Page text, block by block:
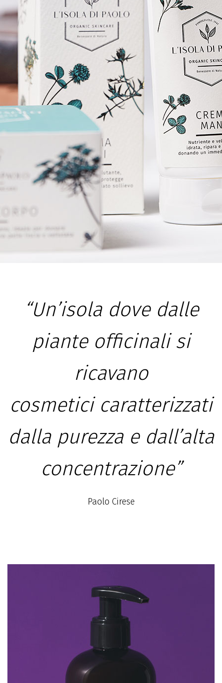
“Un’isola dove dalle
piante officinali si
ricavano
cosmetici caratterizzati
dalla purezza e dall’alta
concentrazione”
Paolo Cirese